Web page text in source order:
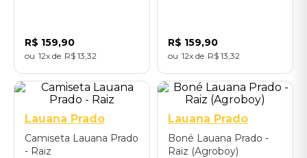
R$ 159,90
12 R$ 13 32
R$ 159,90
12 R$ 13 32
GGG
Lauana Prado
Camiseta Lauana Prado
- Raiz
Único
Lauana Prado
Boné Lauana Prado -
Raiz (Agroboy)